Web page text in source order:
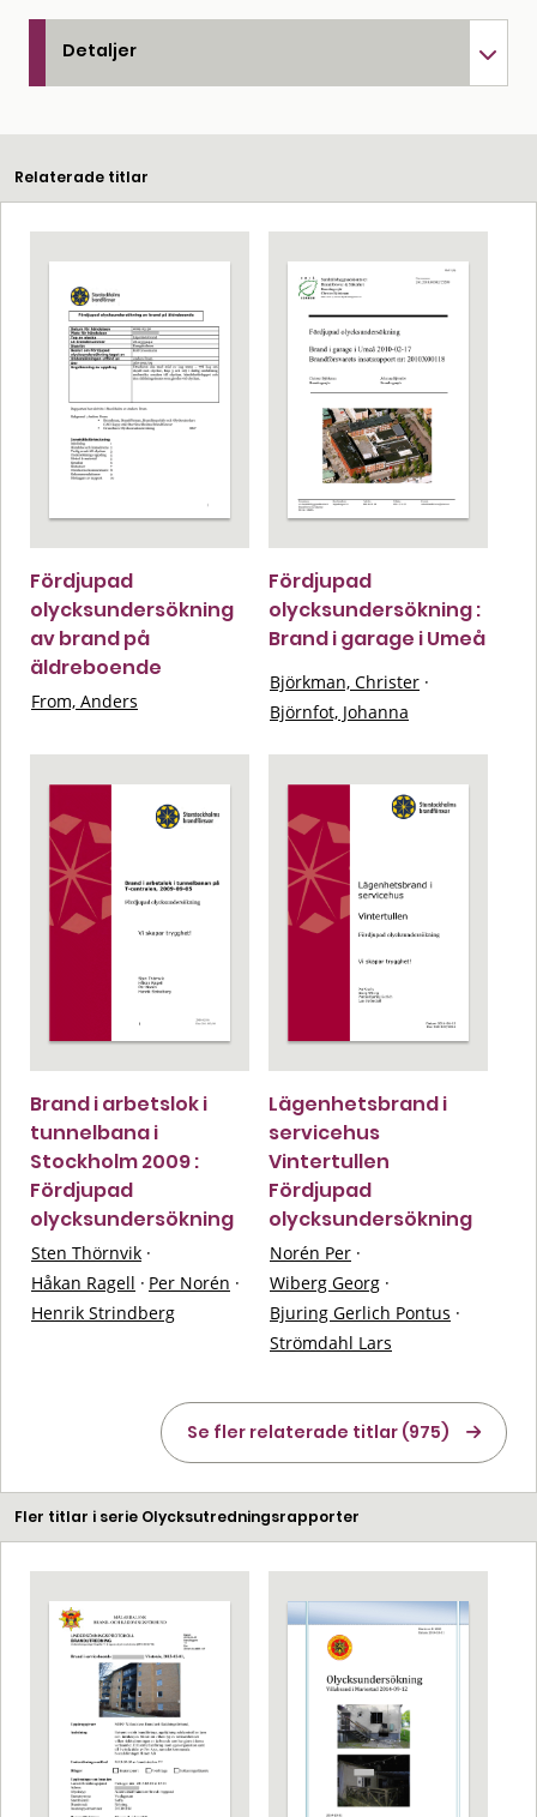
Detaljer
Relaterade titlar
Fördjupad
olycksundersökning
av brand på
äldreboende
From, Anders
Fördjupad
olycksundersökning :
Brand i garage i Umeå
Björkman, Christer ·
Björnfot, Johanna
Brand i arbetslok i
tunnelbana i
Stockholm 2009 :
Fördjupad
olycksundersökning
Sten Thörnvik ·
Håkan Ragell · Per Norén ·
Henrik Strindberg
Lägenhetsbrand i
servicehus
Vintertullen
Fördjupad
olycksundersökning
Norén Per ·
Wiberg Georg ·
Bjuring Gerlich Pontus ·
Strömdahl Lars
Se fler relaterade titlar (975)
Fler titlar i serie Olycksutredningsrapporter